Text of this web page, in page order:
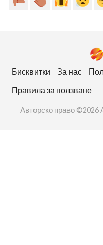
Бисквитки За нас
Правила за ползване
Авторско право ©2026